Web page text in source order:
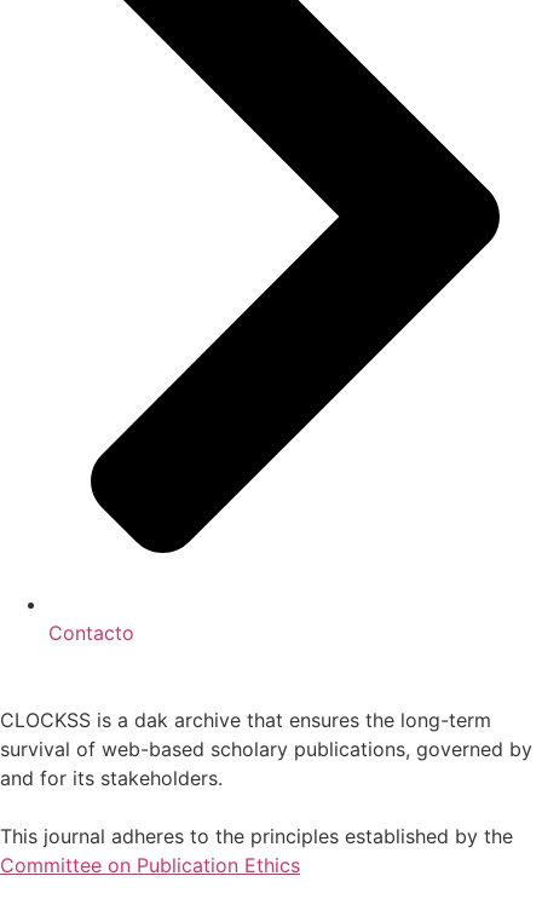
Contacto
CLOCKSS is a dak archive that ensures the long-term
survival of web-based scholary publications, governed by
and for its stakeholders.
This journal adheres to the principles established by the
Committee on Publication Ethics